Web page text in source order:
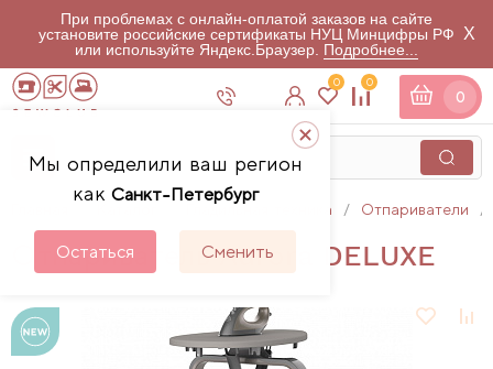
При проблемах с онлайн-оплатой заказов на сайте
установите российские сертификаты НУЦ Минцифры РФ
или используйте Яндекс.Браузер. Подробнее...
X
Мы определили ваш регион
как Санкт-Петербург
Остаться Сменить
0 0
0
Гладильная техника Отпариватели
Отпариватель Aurora DELUXE